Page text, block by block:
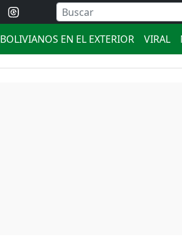
BOLIVIANOS EN EL EXTERIOR VIRAL